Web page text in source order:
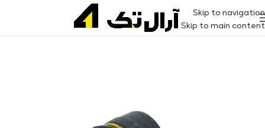
Skip to navigation
Skip to main content